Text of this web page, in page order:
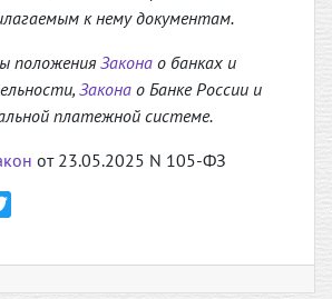
к нему документам.
положенияЗакона о банках и
Закона о Банке России и
платежной системе.
от 23.05.2025 N 105-ФЗ